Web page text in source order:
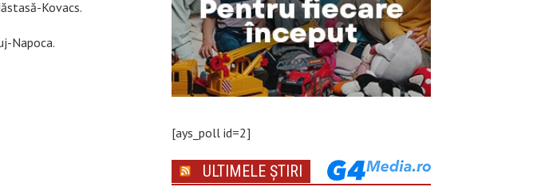
Kovacs.
Napoca.
[ays_poll id=2]
ULTIMELE ȘTIRI